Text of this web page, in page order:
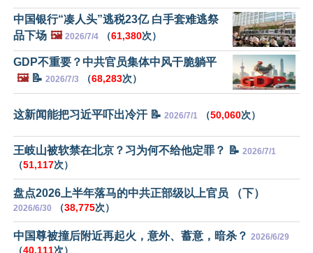
中国银行“凑人头”逃税23亿 白手套难逃祭
品下场 🖼️ 2026/7/4 （61,380次）
GDP不重要？中共官员集体中风干脆躺平
🖼️📝 2026/7/3 （68,283次）
这新闻能把习近平吓出冷汗 📝 2026/7/1 （50,060次）
王岐山被软禁在北京？习为何不给他定罪？ 📝 2026/7/1
（51,117次）
盘点2026上半年落马的中共正部级以上官员 （下）
2026/6/30 （38,775次）
中国尊被撞后附近再起火，意外、蓄意，暗杀？ 2026/6/29
（40,111次）